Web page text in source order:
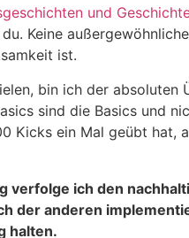
und
Keine
ist.
bin ich der absoluten
sind die Basics und
Kicks ein Mal geübt
verfolge ich den
der anderen
halten.